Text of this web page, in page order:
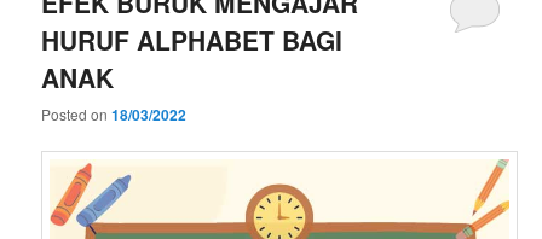
HURUF ALPHABET BAGI
ANAK
Posted on18/03/2022